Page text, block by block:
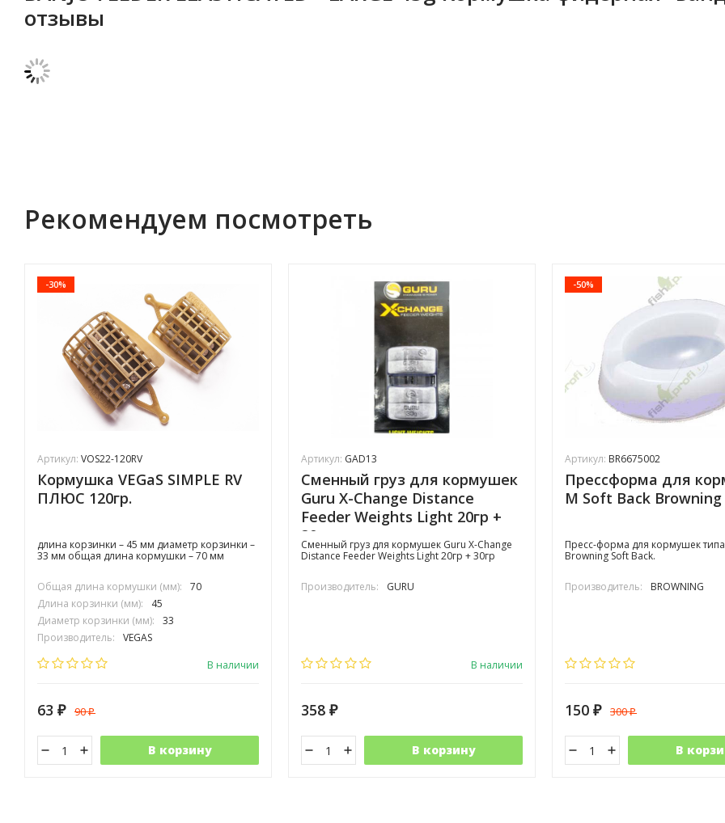
отзывы
Рекомендуем посмотреть
-30%
Артикул: VOS22-120RV
Кормушка VEGaS SIMPLE RV
ПЛЮС 120гр.
длина корзинки – 45 мм диаметр корзинки –
33 мм общая длина кормушки – 70 мм
Общая длина кормушки (мм):
70
Длина корзинки (мм):
45
Диаметр корзинки (мм):
33
Производитель:
VEGAS
В наличии
63 ₽ 90₽
В корзину
Артикул: GAD13
Сменный груз для кормушек
Guru X-Change Distance
Feeder Weights Light 20гр +
30гр
Сменный груз для кормушек Guru X-Change
Distance Feeder Weights Light 20гр + 30гр
Производитель: GURU
В наличии
358 ₽
В корзину
-50%
Артикул: BR6675002
Прессформа для
M Soft Back Browning
​Пресс-форма для кормушек
Browning Soft Back.
Производитель: BROWNING
150 ₽ 300₽
В